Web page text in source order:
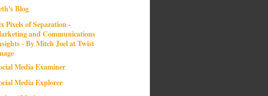
Blog
Pixels of Separation -
and Communications
- By Mitch Joel at Twist
Media Examiner
Media Explorer